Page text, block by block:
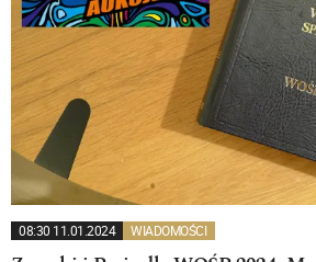
08:30 11.01.2024 WIADOMOŚCI